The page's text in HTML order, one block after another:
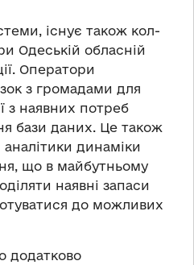
існує також кол-
Одеській обласній
Оператори
з громадами для
з наявних потреб
бази даних. Це також
динаміки
що в майбутньому
наявні запаси
до можливих
додатково